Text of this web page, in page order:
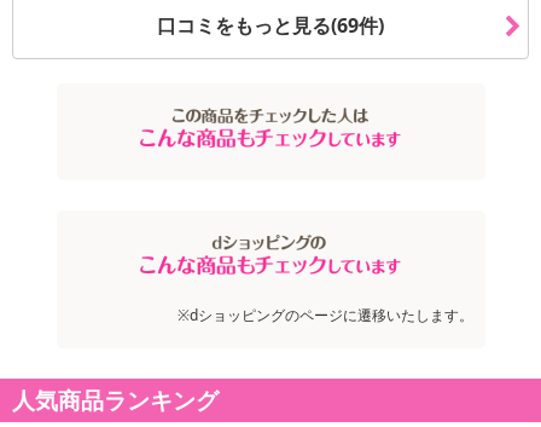
・その他商品仕様：栄養成分(1食115gあたり) : エネルギー 0kcal、
たんぱく質 0.05g、脂質 0g、糖質 13.4g、食物繊維 1.18g、ナトリ
※お申込み後のキャンセルはお受けできません。
にご納得いただきましたうえでお申し込みください。
※パッケージ変更や商品リニューアル（成分など含む）等により、
口コミをもっと見る(69件)
※dショッピングのページに遷移いたします。
人気商品ランキング